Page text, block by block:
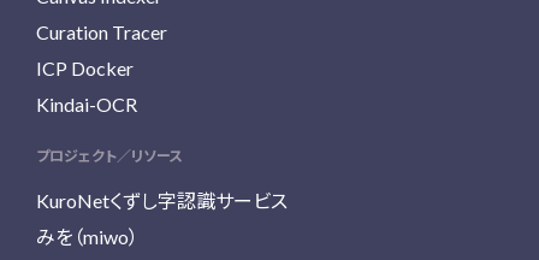
Curation Tracer
ICP Docker
Kindai-OCR
プロジェクト／リソース
KuroNetくずし字認識サービス
みを（miwo）